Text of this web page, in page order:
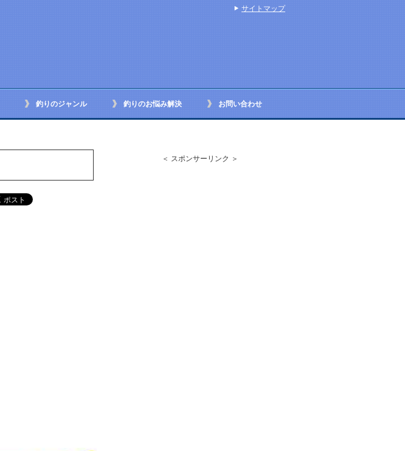
釣りのジャンル 釣りのお悩み解決 お問い合わせ
＜ スポンサーリンク ＞
サイトマップ